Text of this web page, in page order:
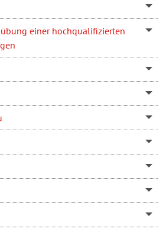
einer hochqualifizierten